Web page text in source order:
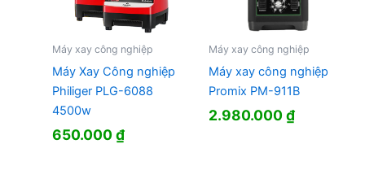
Máy xay công nghiệp
Máy Xay Công nghiệp
Philiger PLG-6088
4500w
650.000₫
Máy xay công nghiệp
Máy xay công nghiệp
Promix PM-911B
2.980.000₫